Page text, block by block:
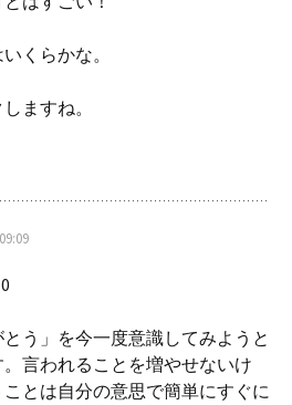
くらかな。
ますね。
とう」を今一度意識してみようと
言われることを増やせないけ
ことは自分の意思で簡単にすぐに